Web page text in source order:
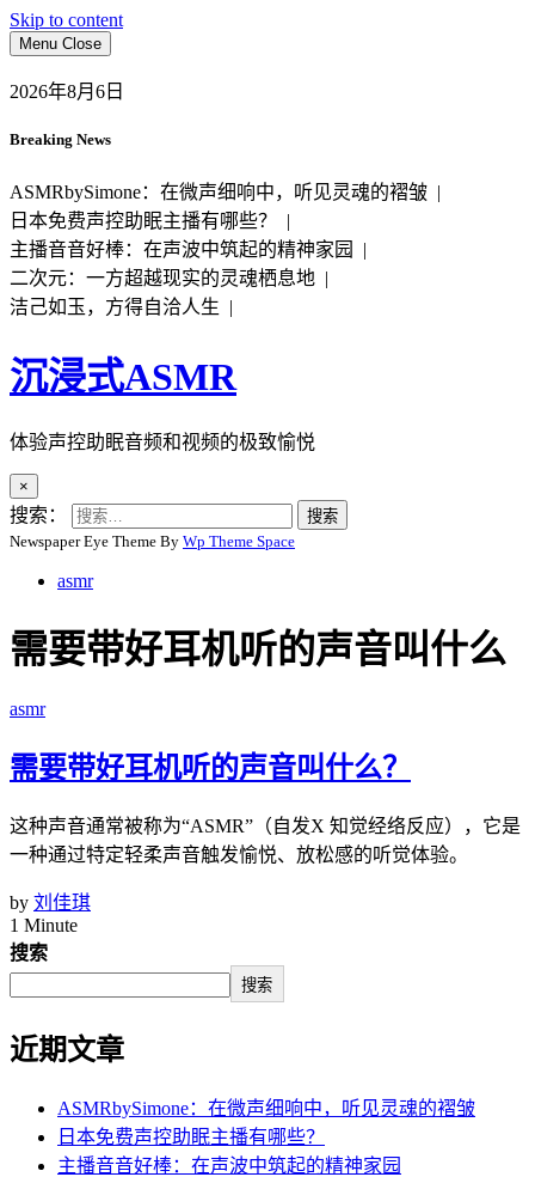
Skip to content
Menu Close
2026年8月6日
Breaking News
ASMRbySimone：在微声细响中，听见灵魂的褶皱 |
日本免费声控助眠主播有哪些？ |
主播音音好棒：在声波中筑起的精神家园 |
二次元：一方超越现实的灵魂栖息地 |
洁己如玉，方得自洽人生 |
沉浸式ASMR
体验声控助眠音频和视频的极致愉悦
×
搜索：
Newspaper Eye Theme By Wp Theme Space
asmr
需要带好耳机听的声音叫什么
asmr
需要带好耳机听的声音叫什么？
这种声音通常被称为“ASMR”（自发X 知觉经络反应），它是
一种通过特定轻柔声音触发愉悦、放松感的听觉体验。
by 刘佳琪
1 Minute
搜索
搜索
近期文章
ASMRbySimone：在微声细响中，听见灵魂的褶皱
日本免费声控助眠主播有哪些？
主播音音好棒：在声波中筑起的精神家园